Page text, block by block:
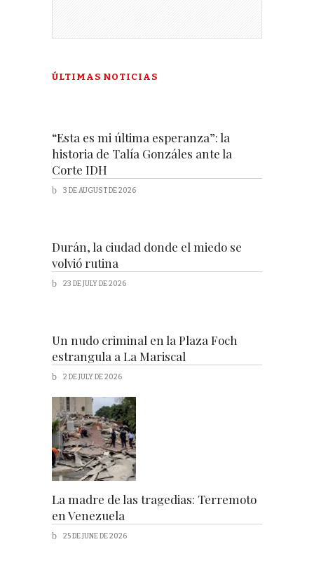
ÚLTIMAS NOTICIAS
“Esta es mi última esperanza”: la
historia de Talía Gonzáles ante la
Corte IDH
3 DE AUGUST DE 2026
Durán, la ciudad donde el miedo se
volvió rutina
23 DE JULY DE 2026
Un nudo criminal en la Plaza Foch
estrangula a La Mariscal
2 DE JULY DE 2026
La madre de las tragedias: Terremoto
en Venezuela
25 DE JUNE DE 2026